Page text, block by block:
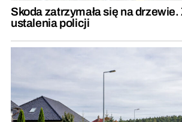
Skoda zatrzymała się na
ustalenia policji